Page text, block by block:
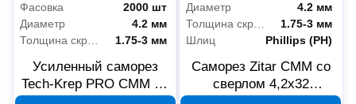
Фасовка
2000 шт
Диаметр
4.2 мм
1.75-3 мм
Усиленный саморез
Tech-Krep PRO СММ св
Диаметр
4.2 мм
Толщина скрепляемых материалов
1.75-3 мм
Шлиц
Phillips (PH)
Саморез Zitar СММ со
сверлом 4,2x32